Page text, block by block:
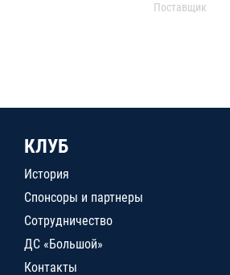
Поставщик
КЛУБ
История
Спонсоры и партнеры
Сотрудничество
ДС «Большой»
Контакты